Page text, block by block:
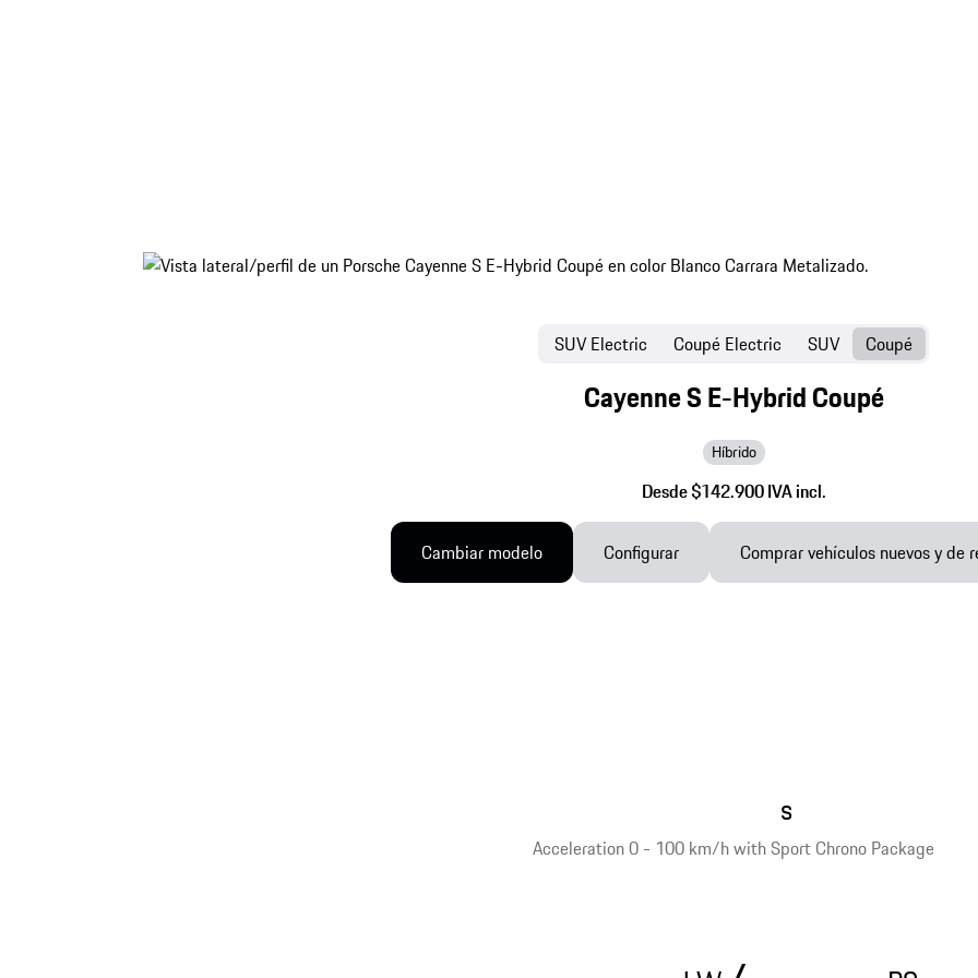
Cayenne S E-Hybrid Coupé
Híbrido
Desde $142.900 IVA incl.
SUV Electric Coupé Electric SUV Coupé
Cambiar modelo Configurar Comprar vehículos nuevos y de
Acceleration 0 - 100 km/h with Sport Chrono Package
s